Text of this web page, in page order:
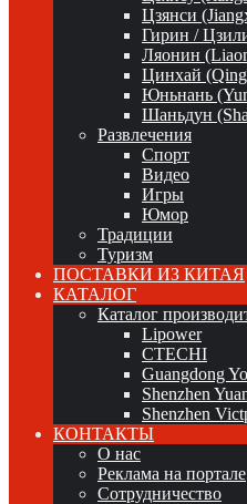
Цзянси
Гирин /
Ляонин
Цинхай
Юньнань
Шаньдун
Развлечения
Спорт
Видео
Игры
Юмор
Традиции
Туризм
ПОСТАВКИ ИЗ КИТАЯ
КАТАЛОГ
Каталог
Lipower
CTECHI
Guangdong
Shenzhen
Shenzhen
КОНТАКТЫ
О нас
Реклама на портале
Сотрудничество